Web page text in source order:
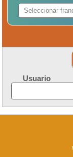
Usuario